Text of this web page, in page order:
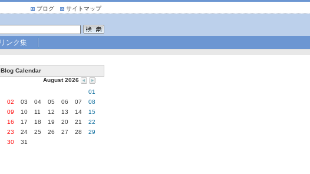
リンク集
ブログ サイトマップ
Blog Calendar
August 2026
01
02
03 04 05 06 07
08
09
10 11 12 13 14
15
16
17 18 19 20 21
22
23
24 25 26 27 28
29
30
31